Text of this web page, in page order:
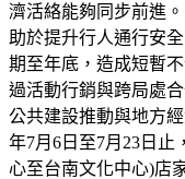
濟活絡能夠同步前進
助於提升行人通行安
期至年底，造成短暫
過活動行銷與跨局處
公共建設推動與地方
年7月6日至7月23日止
心至台南文化中心)店